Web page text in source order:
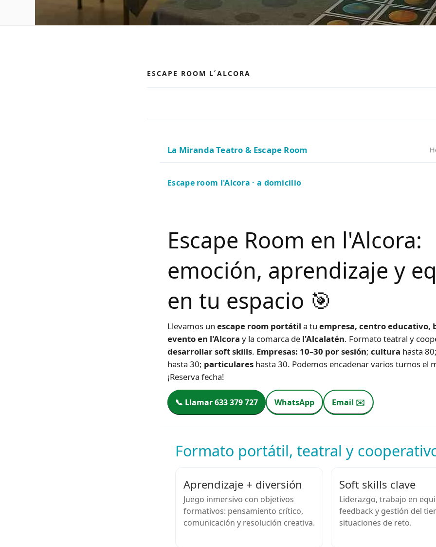
ESCAPE ROOM L´ALCORA
La Miranda Teatro & Escape Room
Escape room l'Alcora · a domicilio
Escape Room en l'Alcora:
emoción, aprendizaje y
en tu espacio 🎯
Llevamos un escape room portátil a tu empresa, centro educativo,
evento en l'Alcora y la comarca de l'Alcalatén. Formato teatral y
desarrollar soft skills. Empresas: 10–30 por sesión; cultura hasta 80;
hasta 30; particulares hasta 30. Podemos encadenar varios turnos el
¡Reserva fecha!
📞 Llamar 633 379 727 WhatsApp Email ✉️
Formato portátil, teatral y
Aprendizaje + diversión
Juego inmersivo con objetivos
formativos: pensamiento crítico,
comunicación y resolución creativa.
Soft skills clave
Liderazgo, trabajo en
feedback y gestión del
situaciones de reto.